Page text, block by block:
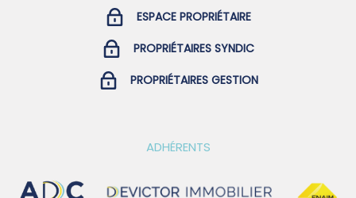
ESPACE PROPRIÉTAIRE
PROPRIÉTAIRES SYNDIC
PROPRIÉTAIRES GESTION
ADHÉRENTS